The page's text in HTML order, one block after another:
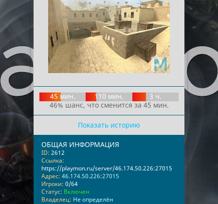
45 мин. 110 мин.
3 ч.
46% шанс, что сменится за 45 мин.
Показать историю
ОБЩАЯ ИНФОРМАЦИЯ
ID: 2612
Ссылка:
https://playmon.ru/server/46.174.50.226:27015
Адрес: 46.174.50.226:27015
Игроки: 0/64
Статус: Включен
Владелец: Не определён